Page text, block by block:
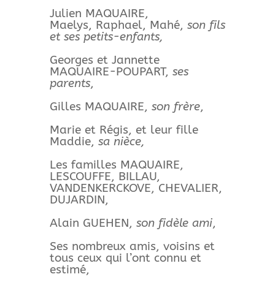
Julien MAQUAIRE,
Maelys, Raphael, Mahé, son fils
et ses petits-enfants,
Georges et Jannette
MAQUAIRE-POUPART, ses
parents,
Gilles MAQUAIRE, son frère,
Marie et Régis, et leur fille
Maddie, sa nièce,
Les familles MAQUAIRE,
LESCOUFFE, BILLAU,
VANDENKERCKOVE, CHEVALIER,
DUJARDIN,
Alain GUEHEN, son fidèle ami,
Ses nombreux amis, voisins et
tous ceux qui l’ont connu et
estimé,